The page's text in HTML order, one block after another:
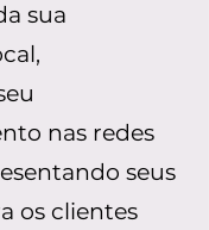
sua
nas redes
seus
os clientes